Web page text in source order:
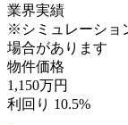
業界実績
※シミュレーショ
場合があります
物件価格
1,150万円
利回り 10.5%